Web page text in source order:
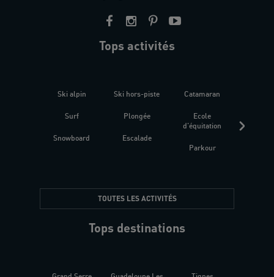
Tops activités
Ski alpin
Surf
Snowboard
Ski hors-piste
Plongée
Escalade
Catamaran
Ecole
d'équitation
Parkour
TOUTES LES ACTIVITÉS
Tops destinations